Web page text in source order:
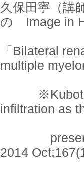
久保田寧（
の Image in
「Bilateral
multiple
※Kubota Y,
infiltration as
2014